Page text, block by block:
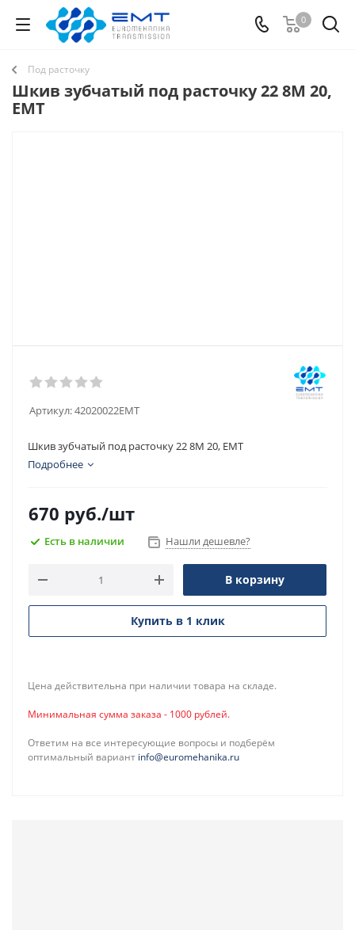
0
Под расточку
Шкив зубчатый под расточку 22 8M 20,
EMT
Артикул:42020022EMT
Шкив зубчатый под расточку 22 8M 20, EMT
Подробнее
670 руб./шт
Есть в наличии Нашли дешевле?
В корзину
Купить в 1 клик
Цена действительна при наличии товара на складе.
Минимальная сумма заказа - 1000 рублей.
Ответим на все интересующие вопросы и подберём
оптимальный вариант info@euromehanika.ru